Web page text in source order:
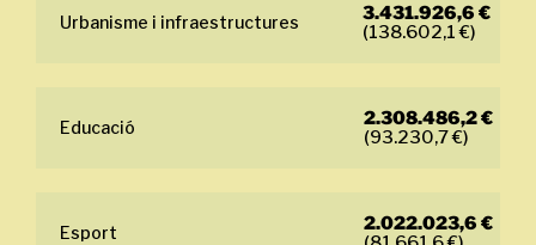
Urbanisme i infraestructures
3.431.926,6 €
(138.602,1 €)
Educació
2.308.486,2 €
(93.230,7 €)
Esport
2.022.023,6 €